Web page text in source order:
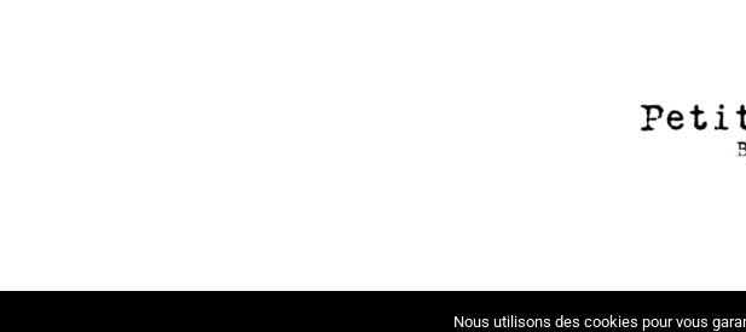
Nous utilisons des cookies pour vous